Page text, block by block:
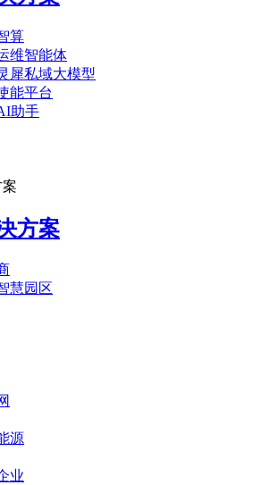
算
维智能体
犀私域大模型
能平台
助手
方案
慧园区
源
业